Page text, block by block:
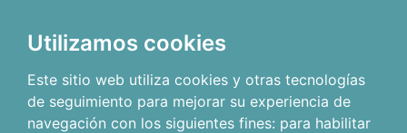
Utilizamos cookies
Este sitio web utiliza cookies y otras tecnologías
de seguimiento para mejorar su experiencia de
navegación con los siguientes fines: para habilitar